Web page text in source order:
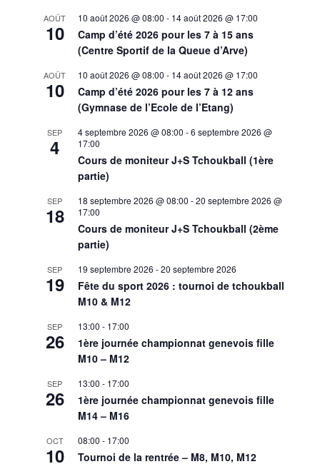
AOÛT
10
10 août 2026 @ 08:00 - 14 août 2026 @ 17:00
Camp d’été 2026 pour les 7 à 15 ans
(Centre Sportif de la Queue d’Arve)
AOÛT
10
10 août 2026 @ 08:00 - 14 août 2026 @ 17:00
Camp d’été 2026 pour les 7 à 12 ans
(Gymnase de l’Ecole de l’Etang)
SEP
4
4 septembre 2026 @ 08:00 -6 septembre 2026 @
17:00
Cours de moniteur J+S Tchoukball (1ère
partie)
SEP
18
18 septembre 2026 @ 08:00 -20 septembre 2026 @
17:00
Cours de moniteur J+S Tchoukball (2ème
partie)
SEP
19
19 septembre 2026 -20 septembre 2026
Fête du sport 2026 : tournoi de tchoukball
M10 & M12
SEP
26
13:00 - 17:00
1ère journée championnat genevois fille
M10 – M12
SEP
26
13:00 - 17:00
1ère journée championnat genevois fille
M14 – M16
OCT
10
08:00 - 17:00
Tournoi de la rentrée – M8, M10, M12